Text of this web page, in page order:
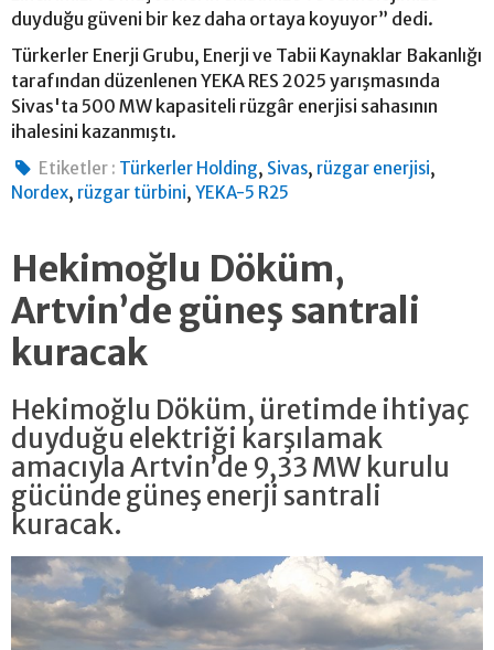
duyduğu güveni bir kez daha ortaya koyuyor” dedi.
Türkerler Enerji Grubu, Enerji ve Tabii Kaynaklar Bakanlığı
tarafından düzenlenen YEKA RES 2025 yarışmasında
Sivas'ta 500 MW kapasiteli rüzgâr enerjisi sahasının
ihalesini kazanmıştı.
Etiketler : Türkerler Holding, Sivas, rüzgar enerjisi,
Nordex, rüzgar türbini, YEKA-5 R25
Hekimoğlu Döküm,
Artvin’de güneş santrali
kuracak
Hekimoğlu Döküm, üretimde ihtiyaç
duyduğu elektriği karşılamak
amacıyla Artvin’de 9,33 MW kurulu
gücünde güneş enerji santrali
kuracak.